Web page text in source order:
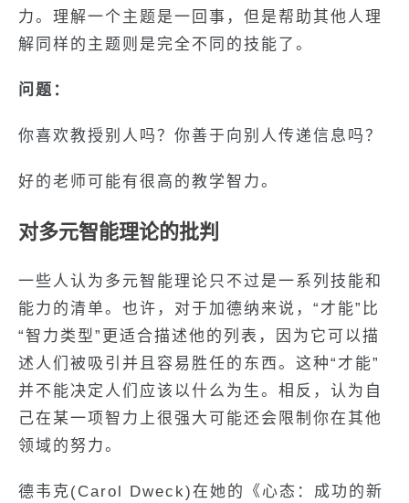
力。理解一个主题是一回事，但是帮助其他人理
解同样的主题则是完全不同的技能了。
问题：
你喜欢教授别人吗？你善于向别人传递信息吗？
好的老师可能有很高的教学智力。
对多元智能理论的批判
一些人认为多元智能理论只不过是一系列技能和
能力的清单。也许，对于加德纳来说，“才能”比
“智力类型”更适合描述他的列表，因为它可以描
述人们被吸引并且容易胜任的东西。这种“才能”
并不能决定人们应该以什么为生。相反，认为自
己在某一项智力上很强大可能还会限制你在其他
领域的努力。
德韦克(Carol Dweck)在她的《心态：成功的新